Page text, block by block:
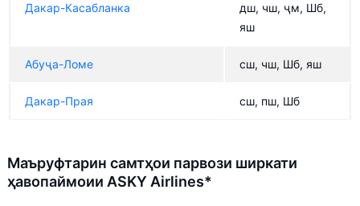
Дакар-Касабланка
дш, чш, ҷм, Шб,
яш
Абуҷа-Ломе сш, чш, Шб, яш
Дакар-Прая сш, пш, Шб
Маъруфтарин самтҳои парвози ширкати
ҳавопаймоии ASKY Airlines*